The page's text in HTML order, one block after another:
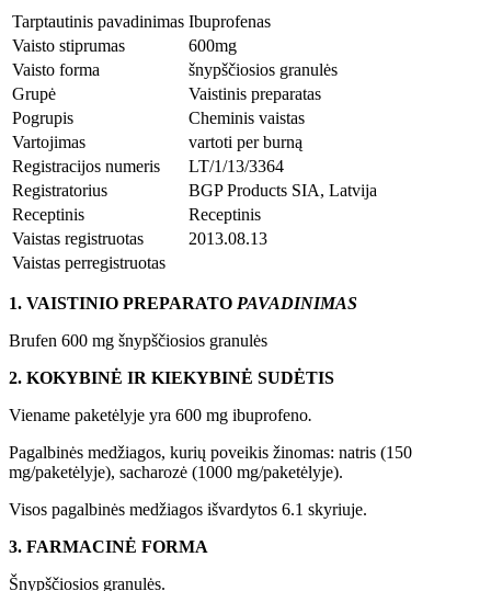
Tarptautinis pavadinimas Ibuprofenas
Vaisto stiprumas
600mg
Vaisto forma
šnypščiosios granulės
Grupė
Vaistinis preparatas
Pogrupis
Cheminis vaistas
Vartojimas
vartoti per burną
Registracijos numeris
LT/1/13/3364
Registratorius
BGP Products SIA, Latvija
Receptinis
Receptinis
Vaistas registruotas
2013.08.13
Vaistas perregistruotas
1. VAISTINIO PREPARATO PAVADINIMAS
Brufen 600 mg šnypščiosios granulės
2. KOKYBINĖ IR KIEKYBINĖ SUDĖTIS
Viename paketėlyje yra 600 mg ibuprofeno.
Pagalbinės medžiagos, kurių poveikis žinomas: natris (150
mg/paketėlyje), sacharozė (1000 mg/paketėlyje).
Visos pagalbinės medžiagos išvardytos 6.1 skyriuje.
3. FARMACINĖ FORMA
Šnypščiosios granulės.